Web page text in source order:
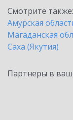
Смотрите также:
Амурская
Магаданская
Саха (Якутия)
Партнеры в